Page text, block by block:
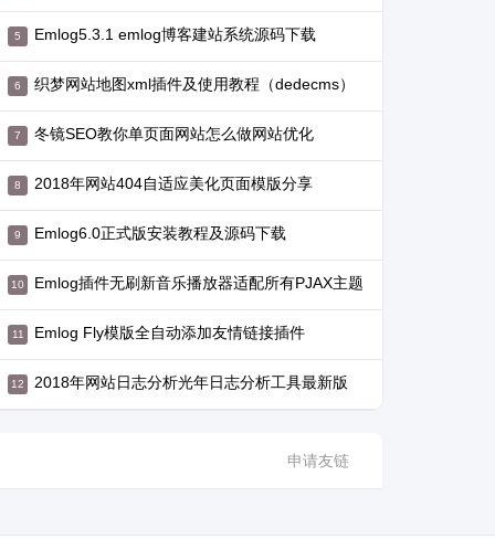
Emlog5.3.1 emlog博客建站系统源码下载
织梦网站地图xml插件及使用教程（dedecms）
冬镜SEO教你单页面网站怎么做网站优化
2018年网站404自适应美化页面模版分享
Emlog6.0正式版安装教程及源码下载
Emlog插件无刷新音乐播放器适配所有PJAX主题
Emlog Fly模版全自动添加友情链接插件
2018年网站日志分析光年日志分析工具最新版
申请友链